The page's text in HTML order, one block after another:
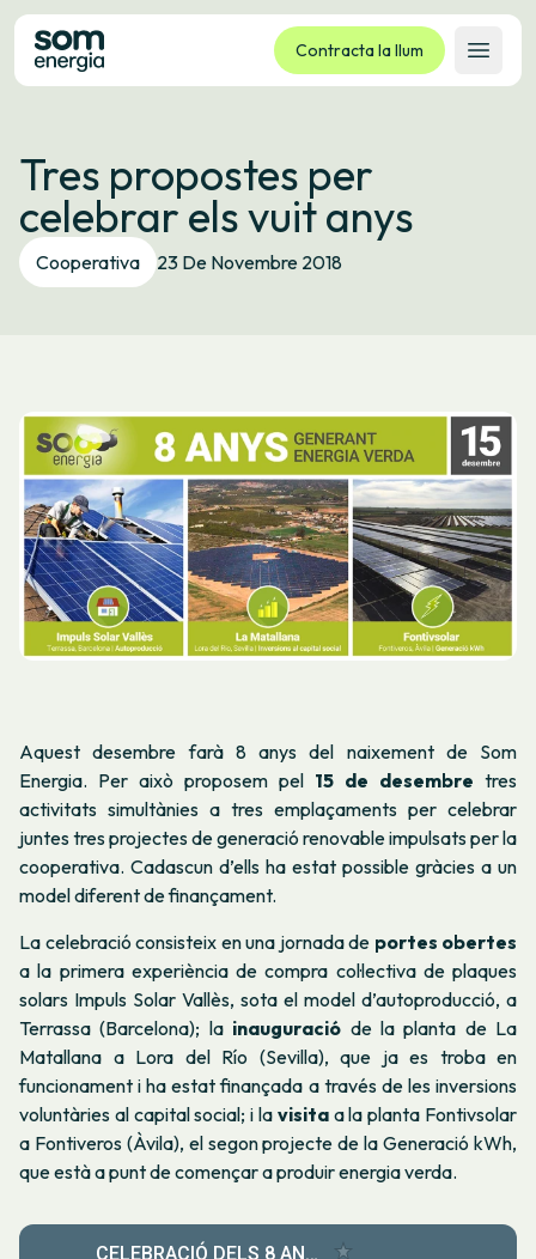
Contracta la llum
Obrir
Tarifes
Serveis
Empreses
La cooperativa
Idioma: ES GL EU
Tres propostes per
celebrar els vuit anys
Cooperativa 23 De Novembre 2018
Aquest desembre farà 8 anys del naixement de Som
Energia. Per això proposem pel 15 de desembre tres
activitats simultànies a tres emplaçaments per celebrar
juntes tres projectes de generació renovable impulsats per la
cooperativa. Cadascun d’ells ha estat possible gràcies a un
model diferent de finançament.
La celebració consisteix en una jornada de portes obertes
a la primera experiència de compra col·lectiva de plaques
solars Impuls Solar Vallès, sota el model d’autoproducció, a
Terrassa (Barcelona); la inauguració de la planta de La
Matallana a Lora del Río (Sevilla), que ja es troba en
funcionament i ha estat finançada a través de les inversions
voluntàries al capital social; i la visitaa la planta Fontivsolar
a Fontiveros (Àvila), el segon projecte de la Generació kWh,
que està a punt de començar a produir energia verda.